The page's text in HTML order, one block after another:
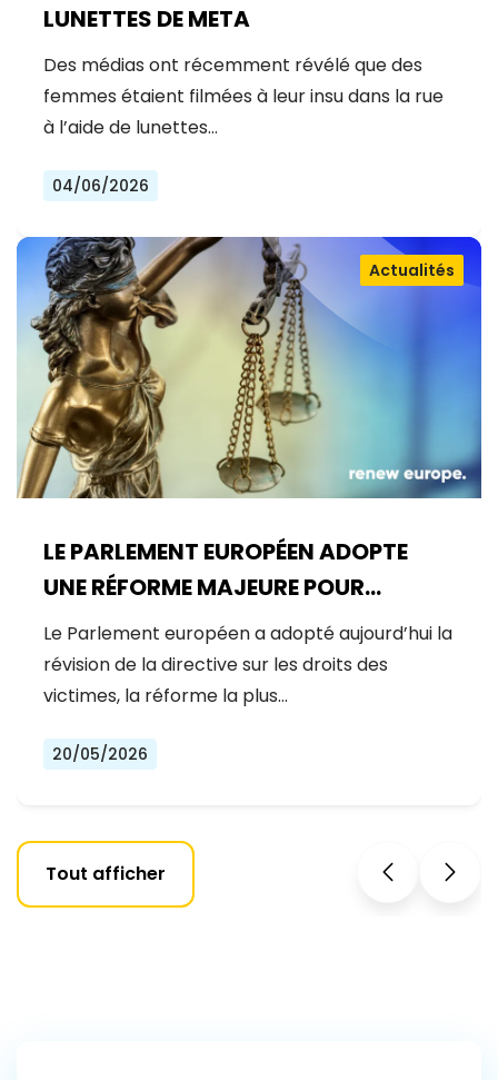
LUNETTES DE META
Des médias ont récemment révélé que des
femmes étaient filmées à leur insu dans la rue
à l’aide de lunettes…
04/06/2026
LE PARLEMENT EUROPÉEN ADOPTE
UNE RÉFORME MAJEURE POUR
RENFORCER LES DROITS DES
VICTIMES D’INFRACTIONS
Actualités
Le Parlement européen a adopté aujourd’hui la
révision de la directive sur les droits des
victimes, la réforme la plus…
20/05/2026
Tout afficher